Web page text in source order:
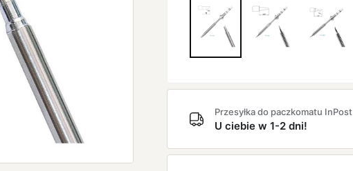
Przesyłka do paczkomatu InPost
U ciebie w 1-2 dni!